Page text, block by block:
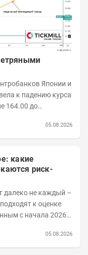
Японии и
к падению курса
164.00 до
05.08.2026
какие
риск-
далеко не каждый –
к оценке
05.08.2026